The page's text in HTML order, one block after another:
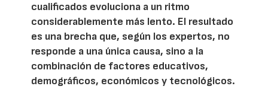
cualificados evoluciona a un ritmo
considerablemente más lento. El resultado
es una brecha que, según los expertos, no
responde a una única causa, sino a la
combinación de factores educativos,
demográficos, económicos y tecnológicos.